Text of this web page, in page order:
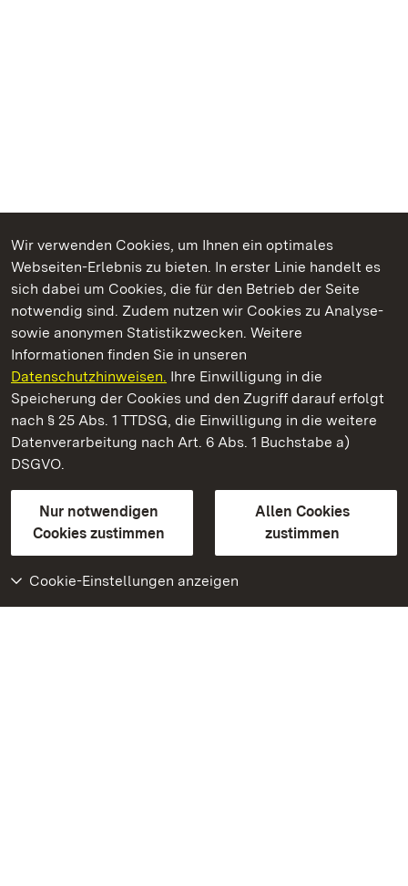
Wir verwenden Cookies, um Ihnen ein optimales
Webseiten-Erlebnis zu bieten. In erster Linie handelt es
sich dabei um Cookies, die für den Betrieb der Seite
notwendig sind. Zudem nutzen wir Cookies zu Analyse-
sowie anonymen Statistikzwecken. Weitere
Informationen finden Sie in unseren
Datenschutzhinweisen. Ihre Einwilligung in die
Speicherung der Cookies und den Zugriff darauf erfolgt
nach § 25 Abs. 1 TTDSG, die Einwilligung in die weitere
Datenverarbeitung nach Art. 6 Abs. 1 Buchstabe a)
DSGVO.
Nur notwendigen
Cookies zustimmen
Allen Cookies
zustimmen
Cookie-Einstellungen anzeigen
Kommen. Staunen. Genießen.
Kloster Maulbronn
Staatliche Schlösser und Gärten Baden-Württemberg
Kontakt
GebärdenspracheLeichte Sprache
Erklärung zur Barrierefreiheit
BITV-konform (geprüfte Seiten)
Weiteres